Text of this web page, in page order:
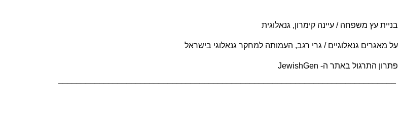
בניית עץ משפחה / עיינה קימרון, גנאלוגית​
על מאגרים גנאלוגיים / גרי רגב, העמותה למחקר גנאלוגי בישראל​
פתרון התרגול באתר ה- JewishGen